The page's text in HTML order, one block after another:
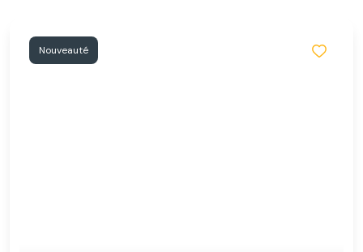
Nouveauté